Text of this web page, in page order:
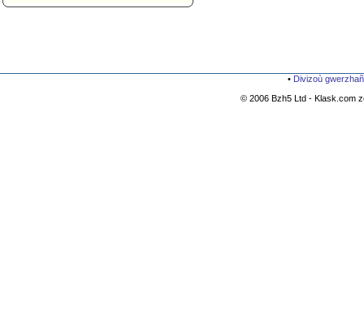
• Divizoù
© 2006 Bzh5 Ltd - Klask.com